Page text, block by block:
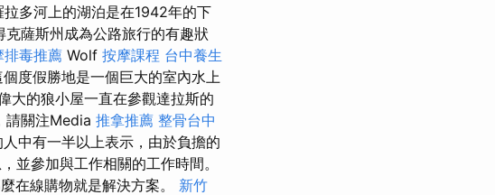
拉多河上的湖泊是在1942年的下
薩斯州成為公路旅行的有趣狀
排毒推薦 Wolf 按摩課程 台中養生
個度假勝地是一個巨大的室內水上
大的狼小屋一直在參觀達拉斯的
請關注Media 推拿推薦 整骨台中
中有一半以上表示，由於負擔的
並參加與工作相關的工作時間。
在線購物就是解決方案。 新竹